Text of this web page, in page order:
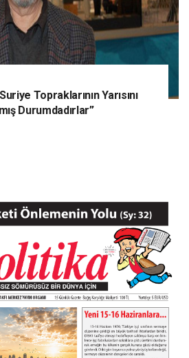
Topraklarının Yarısını
Durumdadırlar”